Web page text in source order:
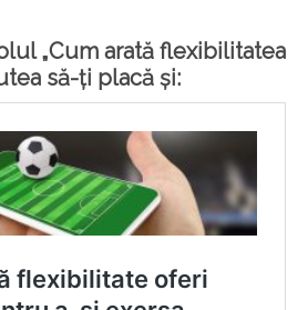
„Cum arată flexibilitatea
să-ți placă și: